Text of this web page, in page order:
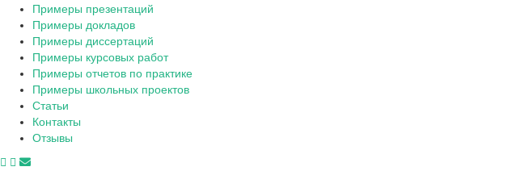
Примеры презентаций
Примеры докладов
Примеры диссертаций
Примеры курсовых работ
Примеры отчетов по практике
Примеры школьных проектов
Статьи
Контакты
Отзывы